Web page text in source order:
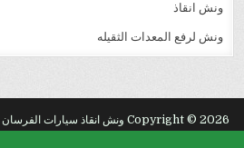
ونش انقاذ
ونش لرفع المعدات الثقيله
Copyright © 2026 ونش انقاذ سيارات الفرسان بالقاهرة |01282505052